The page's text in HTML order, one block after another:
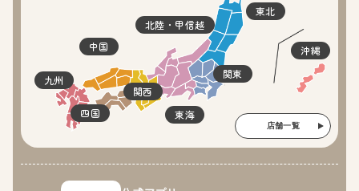
東北
関東
北陸・甲信越
東海
関西
四国
中国
九州
沖縄
店舗一覧